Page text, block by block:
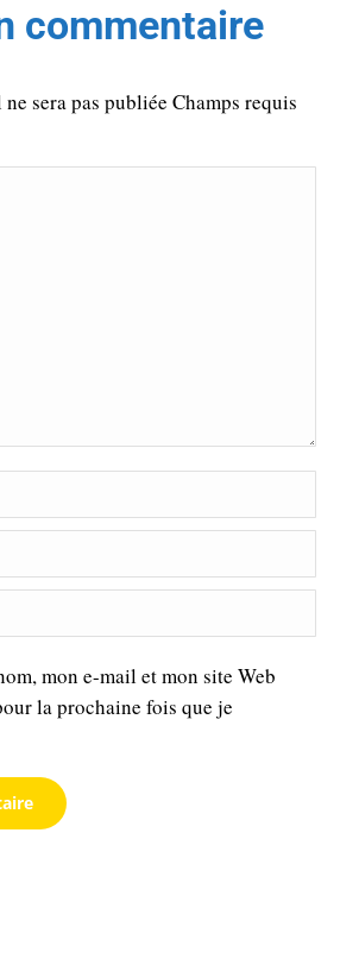
commentaire
sera pas publiée Champs requis
mon e-mail et mon site Web
la prochaine fois que je